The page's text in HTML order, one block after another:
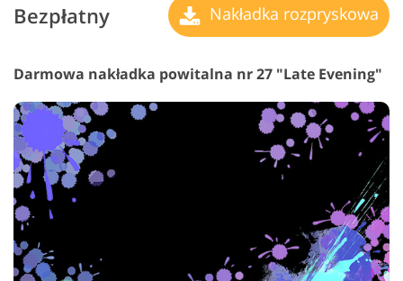
Bezpłatny Nakładka rozpryskowa
Darmowa nakładka powitalna nr 27 "Late Evening"